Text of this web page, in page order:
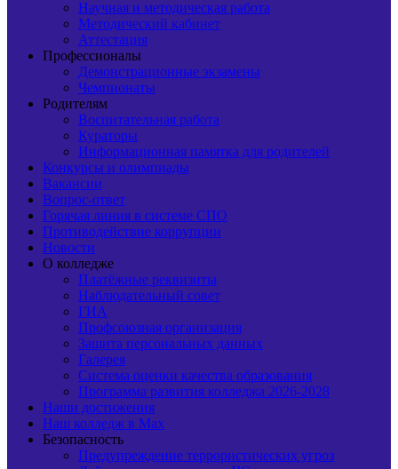
Научная и методическая работа
Методический кабинет
Аттестация
Профессионалы
Демонстрационные экзамены
Чемпионаты
Родителям
Воспитательная работа
Кураторы
Информационная памятка для родителей
Конкурсы и олимпиады
Вакансии
Вопрос-ответ
Горячая линия в системе СПО
Противодействие коррупции
Новости
О колледже
Платёжные реквизиты
Наблюдательный совет
ГИА
Профсоюзная организация
Защита персональных данных
Галерея
Система оценки качества образования
Программа развития колледжа 2026-2028
Наши достижения
Наш колледж в Max
Безопасность
Предупреждение террористических угроз